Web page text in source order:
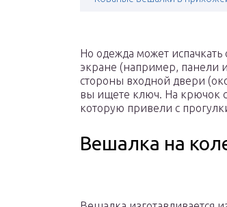
Но одежда может испачкать
экране (например, панели
стороны входной двери
вы ищете ключ. На крючок
которую привели с
Вешалка на